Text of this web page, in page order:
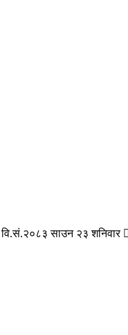
वि.सं.२०८३ साउन २३ शनिवार